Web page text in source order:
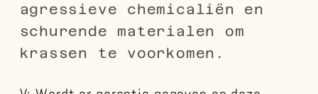
agressieve chemicaliën en
schurende materialen om
krassen te voorkomen.